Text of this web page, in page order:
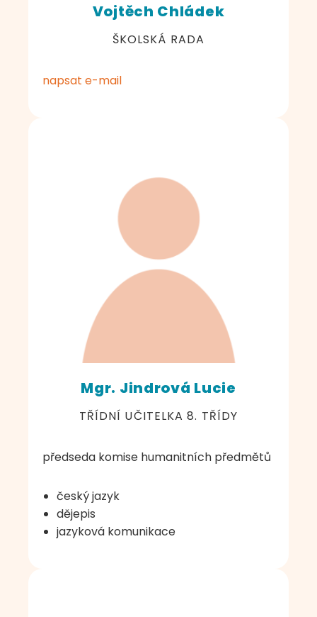
Vojtěch Chládek
ŠKOLSKÁ RADA
napsat e-mail
Mgr. Jindrová Lucie
TŘÍDNÍ UČITELKA 8. TŘÍDY
předseda komise humanitních předmětů
český jazyk
dějepis
jazyková komunikace